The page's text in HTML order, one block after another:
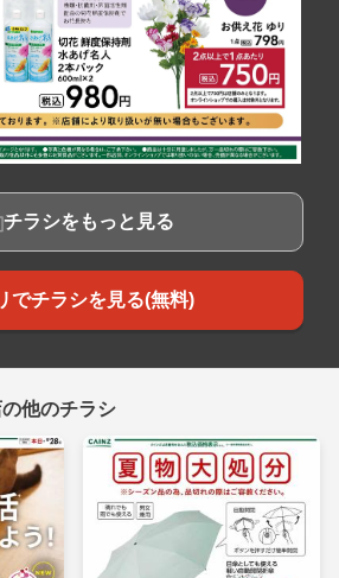
チラシをもっと見る
でチラシを見る(無料)
他のチラシ